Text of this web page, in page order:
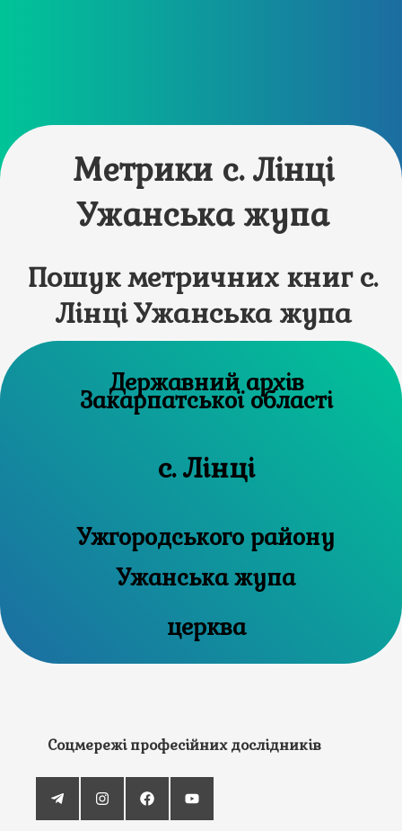
Метрики с. Лінці
Ужанська жупа
Пошук метричних книг с.
Лінці Ужанська жупа
Державний архів
Закарпатської області
с. Лінці
Ужгородського району
Ужанська жупа
церква
Соцмережі професійних дослідників